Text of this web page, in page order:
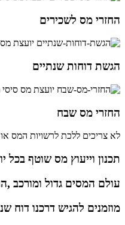
החזרי מס לשכירים
הגשת דוחות שנתיים
החזרי מס שבח
לא צריכים ללכת לרשויות המס
תכנון וייעוץ מס שוטף בכל
עולם המסים גדול ומורכב
מוזמנים להגיש דרכנו דוח